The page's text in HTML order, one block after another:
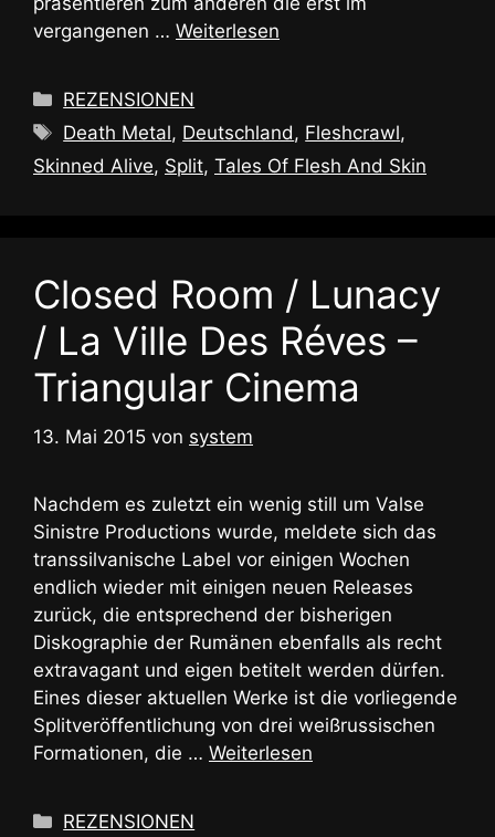
vergangenen … Weiterlesen
Kategorien
REZENSIONEN
Schlagwörter
Death Metal, Deutschland, Fleshcrawl,
Skinned Alive, Split, Tales Of Flesh And Skin
Closed Room / Lunacy
/ La Ville Des Réves –
Triangular Cinema
13. Mai 2015 von system
Nachdem es zuletzt ein wenig still um Valse
Sinistre Productions wurde, meldete sich das
transsilvanische Label vor einigen Wochen
endlich wieder mit einigen neuen Releases
zurück, die entsprechend der bisherigen
Diskographie der Rumänen ebenfalls als recht
extravagant und eigen betitelt werden dürfen.
Eines dieser aktuellen Werke ist die vorliegende
Splitveröffentlichung von drei weißrussischen
Formationen, die … Weiterlesen
Kategorien
REZENSIONEN